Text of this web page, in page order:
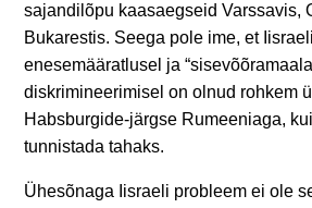
sajandilõpu kaasaegseid Varssavis,
Bukarestis. Seega pole ime, et
enesemääratlusel ja
diskrimineerimisel on olnud rohkem
Habsburgide-järgse Rumeeniaga,
tunnistada tahaks.
Ühesõnaga Iisraeli probleem ei ole